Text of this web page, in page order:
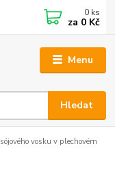
Menu
Hledat
0 ks
za 0 Kč
vosku v plechovém